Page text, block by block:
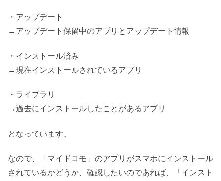
・アップデート
→アップデート保留中のアプリとアップデート情報
・インストール済み
→現在インストールされているアプリ
・ライブラリ
→過去にインストールしたことがあるアプリ
となっています。
なので、「マイドコモ」のアプリがスマホにインストール
されているかどうか、確認したいのであれば、「インスト